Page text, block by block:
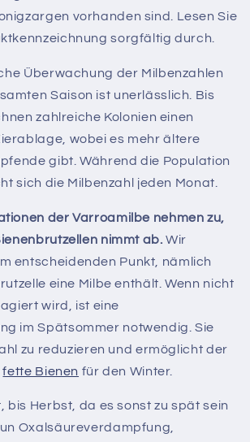
vorhanden sind. Lesen Sie
sorgfältig durch.
Überwachung der Milbenzahlen
Saison ist unerlässlich. Bis
zahlreiche Kolonien einen
wobei es mehr ältere
gibt. Während die Population
sich die Milbenzahl jeden Monat.
der Varroamilbe nehmen zu,
nimmt ab. Wir
entscheidenden Punkt, nämlich
eine Milbe enthält. Wenn nicht
wird, ist eine
im Spätsommer notwendig. Sie
zu reduzieren und ermöglicht der
fette Bienen für den Winter.
bis Herbst, da es sonst zu spät sein
Oxalsäureverdampfung,